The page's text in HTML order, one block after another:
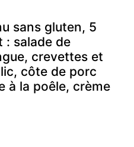
sans gluten, 5
: salade de
crevettes et
côte de porc
à la poêle, crème